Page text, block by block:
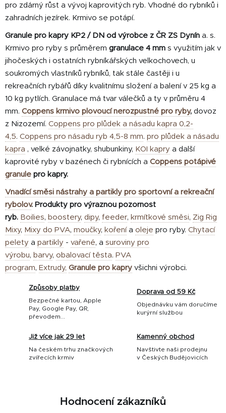
pro zdárný růst a vývoj kaprovitých ryb. Vhodné do rybníků i
zahradních jezírek. Krmivo se potápí.
Granule pro kapry KP2 / DN od výrobce z ČR ZS Dynín a. s.
Krmivo pro ryby s průměrem granulace 4 mm s využitím jak v
jihočeských i ostatních rybníkářských velkochovech, u
soukromých vlastníků rybníků, tak stále častěji i u
rekreačních rybářů díky kvalitnímu složení a balení v 25 kg a
10 kg pytlích. Granulace má tvar válečků a ty v průměru 4
mm. Coppens krmivo plovoucí nerozpustné pro ryby, dovoz
z Nizozemí. Coppens pro plůdek a násadu kapra 0,2-
4,5. Coppens pro násadu ryb 4,5-8 mm. pro plůdek a násadu
kapra , velké závojnatky, shubunkiny, KOI kapry a další
kaprovité ryby v bazénech či rybnících a Coppens potápivé
granule pro kapry.
Vnadící směsi nástrahy a partikly pro sportovní a rekreační
rybolov. Produkty pro výraznou pozornost
ryb. Boilies, boostery, dipy, feeder, krmítkové směsi, Zig Rig
Mixy, Mixy do PVA, moučky, kořenía oleje pro ryby. Chytací
pelety a partikly - vařené, a suroviny pro
výrobu, barvy, obalovací těsta. PVA
program, Extrudy, Granule pro kapry všichni výrobci.
Způsoby platby
Bezpečné kartou, Apple
Pay, Google Pay, QR,
převodem...
Doprava od 59 Kč
Objednávku vám doručíme
kurýrní službou
Již více jak 29 let
Na českém trhu značkových
zvířecích krmiv
Kamenný obchod
Navštivte naši prodejnu
v Českých Budějovicích
Hodnocení zákazníků